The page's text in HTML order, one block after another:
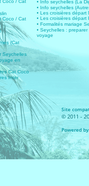
Coco / Cat
Coco / Cat
(Cat
Seychelles
en
Cat Coco
Inter
• Info seychelles (La
• Info seychelles
• Les croisières départ
• Les croisières départ
• Formalités mariage
• Seychelles : preparer
voyage
Site
© 2011 -
Powered by